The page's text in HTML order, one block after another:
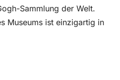
Sammlung der Welt.
Museums ist einzigartig in